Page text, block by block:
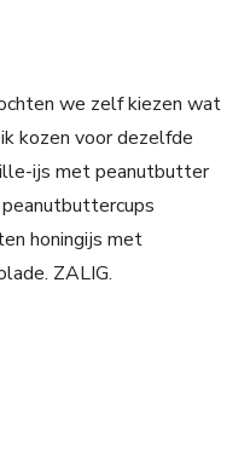
we zelf kiezen wat
kozen voor dezelfde
ijs met peanutbutter
honingijs met
ZALIG.